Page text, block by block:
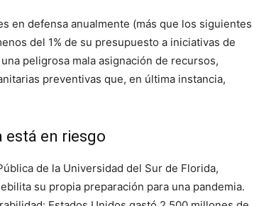
en defensa anualmente (más que los siguientes
del 1% de su presupuesto a iniciativas de
peligrosa mala asignación de recursos,
preventivas que, en última instancia,
está en riesgo
de la Universidad del Sur de Florida,
su propia preparación para una pandemia.